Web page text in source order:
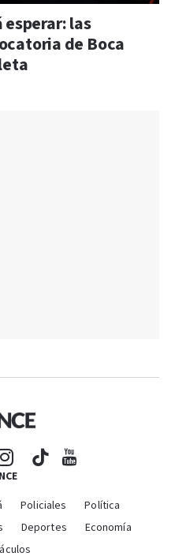
esperar: las
de Boca
Policiales
Política
Deportes
Economía